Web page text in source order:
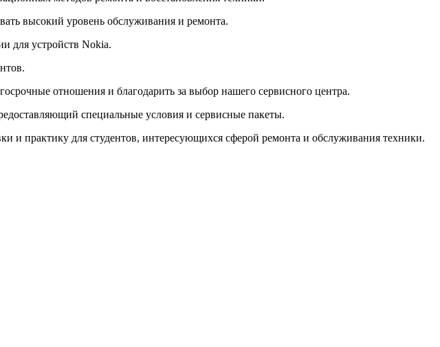
высокий уровень обслуживания и ремонта.
для устройств Nokia.
отношения и благодарить за выбор нашего сервисного центра.
специальные условия и сервисные пакеты.
и практику для студентов, интересующихся сферой ремонта и обслуживания техники.